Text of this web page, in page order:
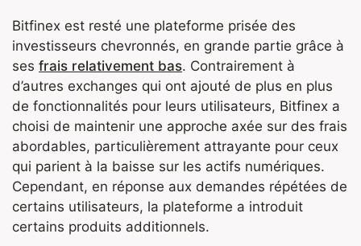
Bitfinex est resté une plateforme prisée des
investisseurs chevronnés, en grande partie grâce à
ses frais relativement bas. Contrairement à
d’autres exchanges qui ont ajouté de plus en plus
de fonctionnalités pour leurs utilisateurs, Bitfinex a
choisi de maintenir une approche axée sur des frais
abordables, particulièrement attrayante pour ceux
qui parient à la baisse sur les actifs numériques.
Cependant, en réponse aux demandes répétées de
certains utilisateurs, la plateforme a introduit
certains produits additionnels.